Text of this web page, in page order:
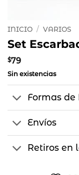
INICIO / VARIOS
Set
$79
Sin existencias
Formas de
Envíos
Retiros en